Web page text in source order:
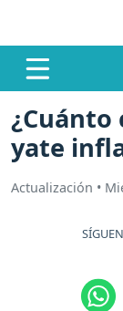
¿Cuánto
yate
Actualización •